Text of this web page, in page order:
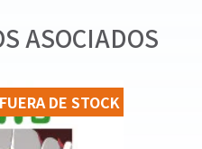
ASOCIADOS
FUERA DE STOCK